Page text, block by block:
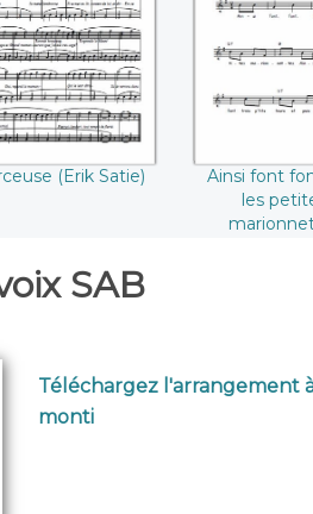
Satie)
(Erik Satie)
les
Ainsi font
les
SAB
Téléchargez l'arrangement
monti